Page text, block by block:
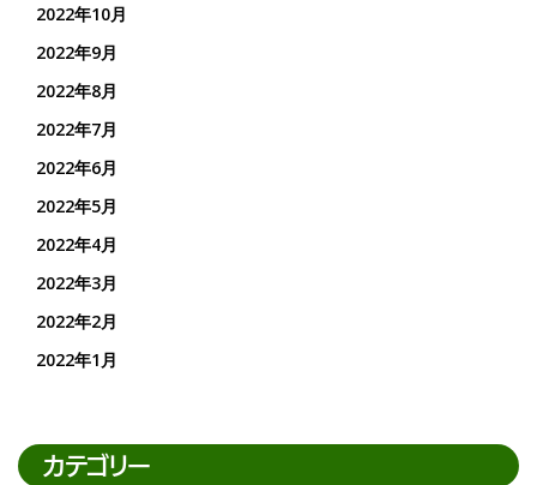
2022年10月
2022年9月
2022年8月
2022年7月
2022年6月
2022年5月
2022年4月
2022年3月
2022年2月
2022年1月
カテゴリー